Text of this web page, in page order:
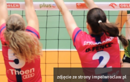
zdjęcie ze strony impelwroclaw.pl